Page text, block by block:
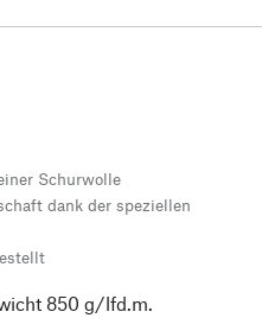
Schurwolle
dank der speziellen
850 g/lfd.m.